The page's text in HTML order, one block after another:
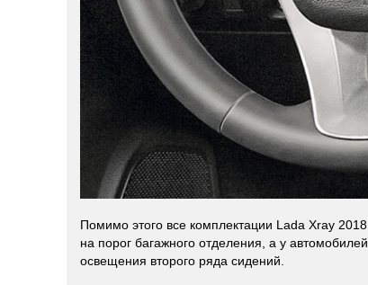
Помимо этого все комплектации Lada Xray
на порог багажного отделения, а у
освещения второго ряда сидений.